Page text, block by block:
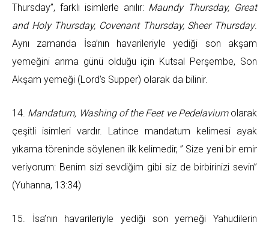
Thursday”, farklı isimlerle anılır: Maundy Thursday, Great
and Holy Thursday, Covenant Thursday, Sheer Thursday.
Aynı zamanda İsa’nın havarileriyle yediği son akşam
yemeğini anma günü olduğu için Kutsal Perşembe, Son
Akşam yemeği (Lord’s Supper) olarak da bilinir.
14. Mandatum, Washing of the Feet ve Pedelaviumolarak
çeşitli isimleri vardır. Latince mandatum kelimesi ayak
yıkama töreninde söylenen ilk kelimedir, ” Size yeni bir emir
veriyorum: Benim sizi sevdiğim gibi siz de birbirinizi sevin”
(Yuhanna, 13:34)
15. İsa’nın havarileriyle yediği son yemeği Yahudilerin